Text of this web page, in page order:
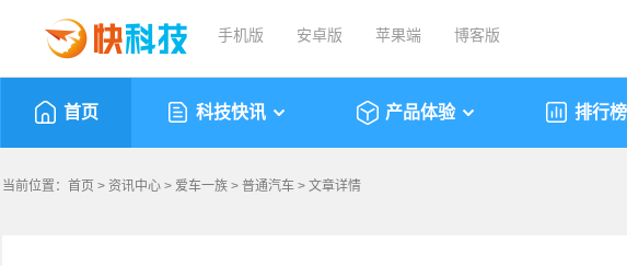
手机版 安卓版 苹果端 博客版
首页 科技快讯 产品体验 排行榜
当前位置： 首页 > 资讯中心 > 爱车一族 > 普通汽车 > 文章详情